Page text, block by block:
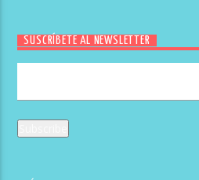
SUSCRÍBETE AL NEWSLETTER